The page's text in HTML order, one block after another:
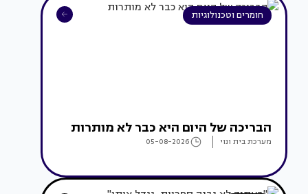
חומרים וטכנולוגיות
הבריכה של היום היא כבר לא מותרות
מערכת בית ונוי 05-08-2026